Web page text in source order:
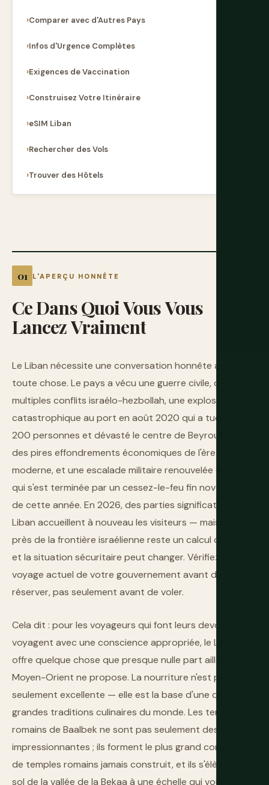
L'APERÇU HONNÊTE
CeDansQuoiVousVous
LancezVraiment
Le Liban nécessite une conversation honnête avant
toute chose. Le pays a vécu une guerre civile, de
multiples conflits israélo-hezbollah, une explosion
catastrophique au port en août 2020 qui a tué plus de
200 personnes et dévasté le centre de Beyrouth, l'un
des pires effondrements économiques de l'ère
moderne, et une escalade militaire renouvelée en 2024
qui s'est terminée par un cessez-le-feu fin novembre
de cette année. En 2026, des parties significatives du
Liban accueillent à nouveau les visiteurs — mais le sud
près de la frontière israélienne reste un calcul différent,
et la situation sécuritaire peut changer. Vérifiez l'avis de
voyage actuel de votre gouvernement avant de
réserver, pas seulement avant de voler.
Cela dit : pour les voyageurs qui font leurs devoirs et
voyagent avec une conscience appropriée, le Liban
offre quelque chose que presque nulle part ailleurs au
Moyen-Orient ne propose. La nourriture n'est pas
seulement excellente — elle est la base d'une des
grandes traditions culinaires du monde. Les temples
romains de Baalbek ne sont pas seulement des ruines
impressionnantes ; ils forment le plus grand complexe
de temples romains jamais construit, et ils s'élèvent du
sol de la vallée de la Bekaa à une échelle qui vous arrête
Comparer avec d'Autres Pays
Infos d'Urgence Complètes
Exigences de Vaccination
Construisez Votre Itinéraire
eSIM Liban
Rechercher des Vols
Trouver des Hôtels